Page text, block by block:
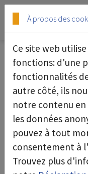
Skip to main content
Skip to page footer
News
À propos des
Ce site web
fonctions: d'une
fonctionnalités
autre côté, ils
notre contenu
les données
pouvez à tout
consentement à
Trouvez plus